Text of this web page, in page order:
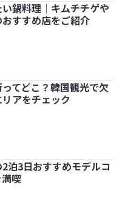
チゲやタッカンマリのお
鍋料理｜キムチチゲや
すすめ店をご紹介
光で欠かせない有名エリ
てどこ？韓国観光で欠
アをチェック
泊3日おすすめモデルコ
喫